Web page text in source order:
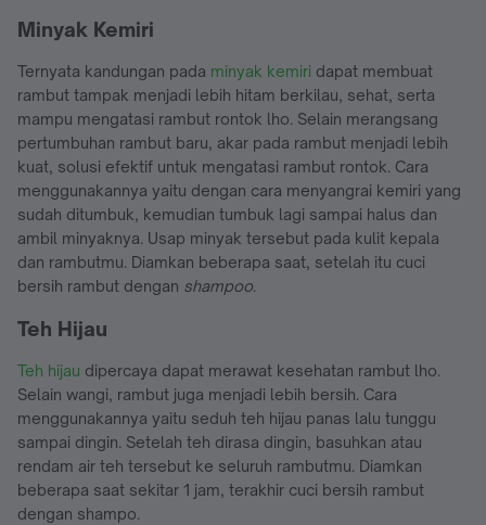
Minyak Kemiri
Ternyata kandungan pada minyak kemiri dapat membuat
rambut tampak menjadi lebih hitam berkilau, sehat, serta
mampu mengatasi rambut rontok lho. Selain merangsang
pertumbuhan rambut baru, akar pada rambut menjadi lebih
kuat, solusi efektif untuk mengatasi rambut rontok. Cara
menggunakannya yaitu dengan cara menyangrai kemiri yang
sudah ditumbuk, kemudian tumbuk lagi sampai halus dan
ambil minyaknya. Usap minyak tersebut pada kulit kepala
dan rambutmu. Diamkan beberapa saat, setelah itu cuci
bersih rambut dengan shampoo.
Teh Hijau
Teh hijau dipercaya dapat merawat kesehatan rambut lho.
Selain wangi, rambut juga menjadi lebih bersih. Cara
menggunakannya yaitu seduh teh hijau panas lalu tunggu
sampai dingin. Setelah teh dirasa dingin, basuhkan atau
rendam air teh tersebut ke seluruh rambutmu. Diamkan
beberapa saat sekitar 1 jam, terakhir cuci bersih rambut
dengan shampo.